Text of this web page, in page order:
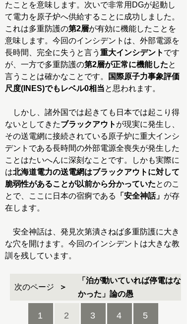
たことを意味します。次いで非常用DGが起動し
て電力を原子炉へ供給することに成功しました。
これは多重防護の第2層が有効に機能したことを
意味します。今回のインシデントは、外部電源を
長時間、完全に失うと言う 重大インシデント です
が、一方で多重防護の第2層が正常に機能したと
言うことは確かなことです。
国際原子力事象評価
尺度(INES)でもレベル0相当と思われます。
しかし、諸外国では起きても日本では起こり得
ないとしてきたブラックアウト が現実に発生し、
その送電網に接続されている原子炉に重大インシ
デントである長時間の外部電源全喪失が発生した
ことはたいへんに深刻なことです。しかも実際に
は北海道電力の送電網はブラックアウトに対して
脆弱性があることが以前から分かっていたとのこ
とで、ここに日本の宿痾である
「安全神話」 が存
在します。
安全神話は、発見次第潰さねば多重防護に大き
な穴を開けます。今回のインシデントは大きな教
訓を残しています。
次のページ
「泊が動いていれば停電はな
かった」論の愚
1 2 3 4 5